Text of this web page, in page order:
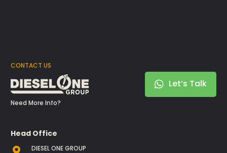
CONTACT US
Need More Info?
Let’s Talk
Head Office
DIESEL ONE GROUP